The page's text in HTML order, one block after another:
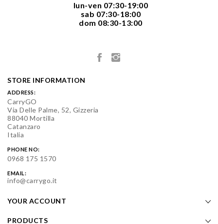
  lun-ven 07:30-19:00
  sab 07:30-18:00
  dom 08:30-13:00
STORE INFORMATION
ADDRESS:
CarryGO
Via Delle Palme, 52, Gizzeria
88040 Mortilla
Catanzaro
Italia
PHONE NO:
0968 175 1570
EMAIL:
info@carrygo.it
YOUR ACCOUNT
PRODUCTS